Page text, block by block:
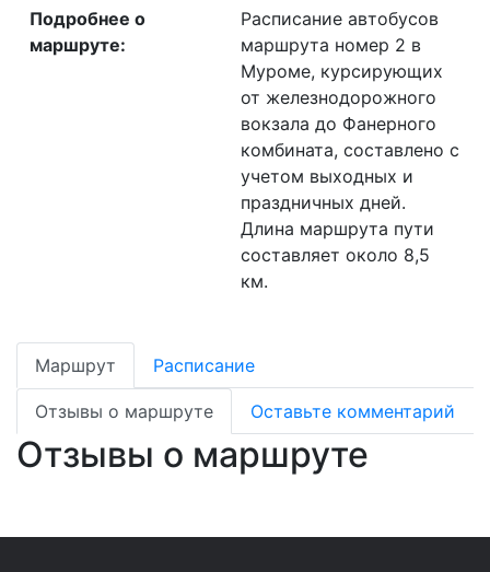
Подробнее о
маршруте:
Расписание автобусов
маршрута номер 2 в
Муроме, курсирующих
от железнодорожного
вокзала до Фанерного
комбината, составлено с
учетом выходных и
праздничных дней.
Длина маршрута пути
составляет около 8,5
км.
Маршрут Расписание
Отзывы о маршруте Оставьте комментарий
Отзывы о маршруте